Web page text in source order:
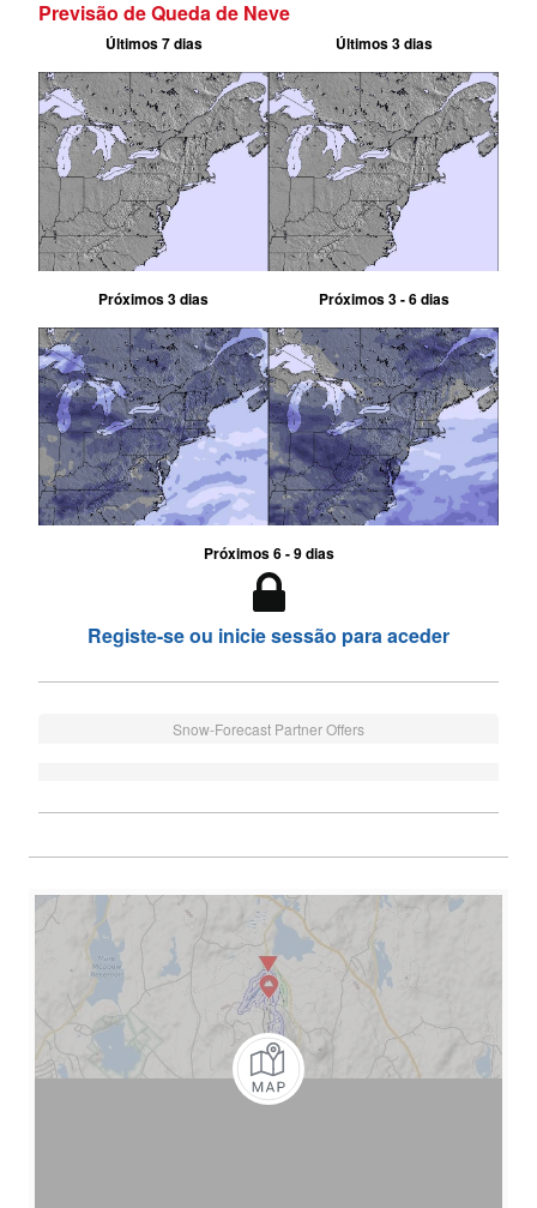
Previsão de Queda de Neve
Últimos 7 dias Últimos 3 dias
Próximos 3 dias Próximos 3 - 6 dias
Próximos 6 - 9 dias
Registe-se ou inicie sessão para aceder
Snow-Forecast Partner Offers